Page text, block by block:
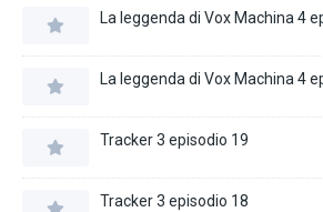
La leggenda di Vox Machina 4
La leggenda di Vox Machina 4
Tracker 3 episodio 19
Tracker 3 episodio 18